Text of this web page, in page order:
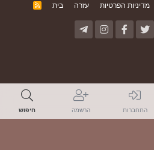
מדיניות הפרטיות עזרה בית
R
התחברות הרשמה חיפוש